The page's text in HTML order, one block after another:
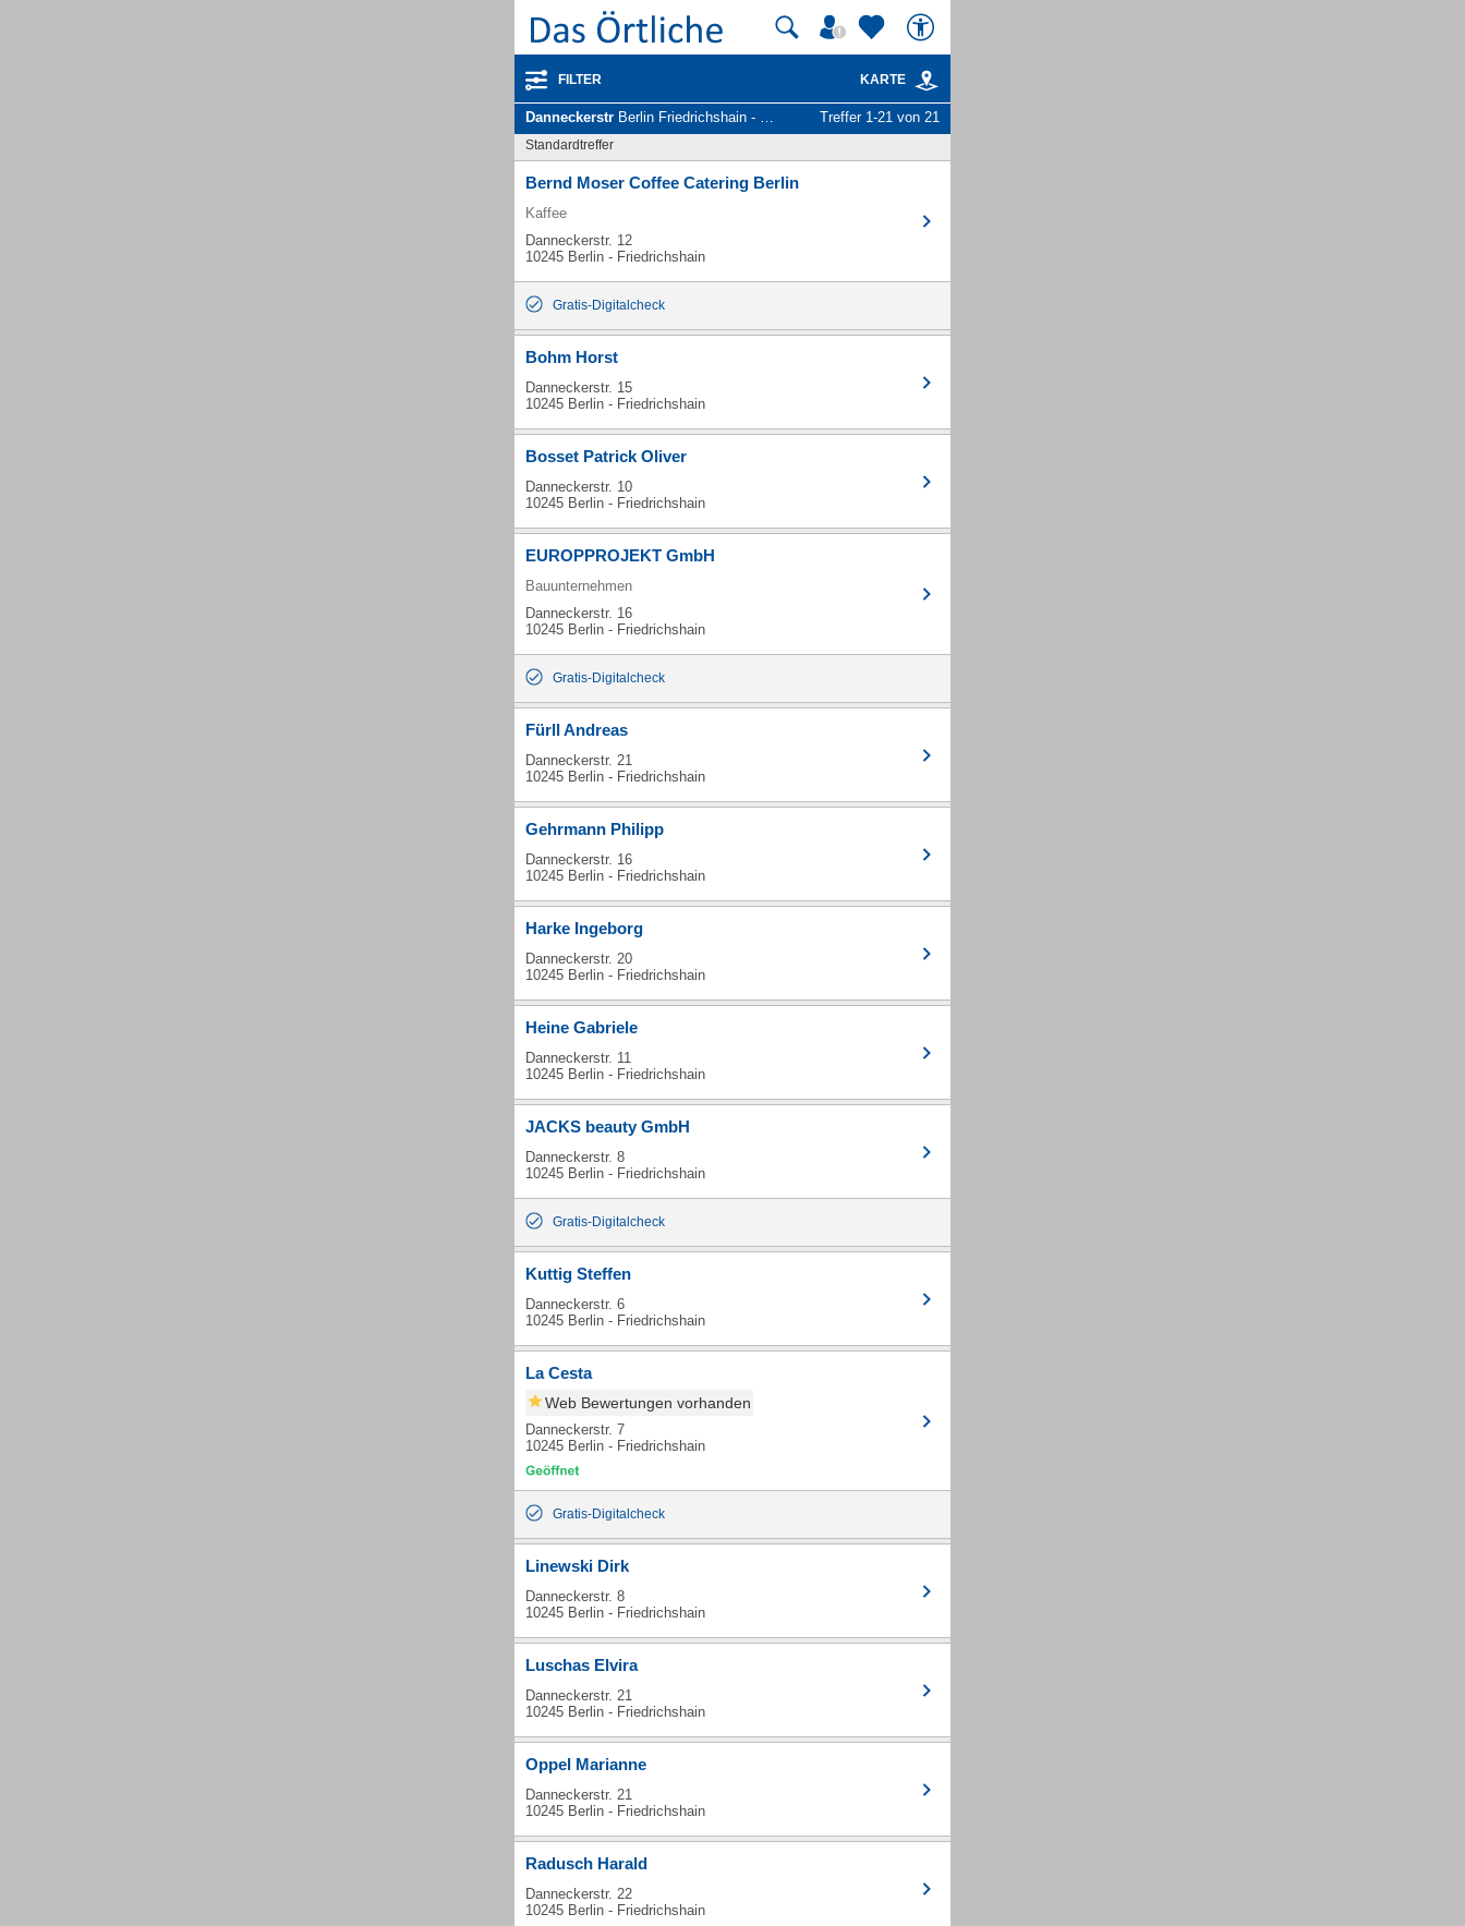
FILTER KARTE
Danneckerstr Berlin Friedrichshain - Unternehmen und Personen Treffer 1-21 von 21
Standardtreffer
Bernd Moser Coffee Catering Berlin
Kaffee
Danneckerstr. 12
10245 Berlin - Friedrichshain
Gratis-Digitalcheck
Bohm Horst
Danneckerstr. 15
10245 Berlin - Friedrichshain
Bosset Patrick Oliver
Danneckerstr. 10
10245 Berlin - Friedrichshain
EUROPPROJEKT GmbH
Bauunternehmen
Danneckerstr. 16
10245 Berlin - Friedrichshain
Gratis-Digitalcheck
Fürll Andreas
Danneckerstr. 21
10245 Berlin - Friedrichshain
Gehrmann Philipp
Danneckerstr. 16
10245 Berlin - Friedrichshain
Harke Ingeborg
Danneckerstr. 20
10245 Berlin - Friedrichshain
Heine Gabriele
Danneckerstr. 11
10245 Berlin - Friedrichshain
JACKS beauty GmbH
Danneckerstr. 8
10245 Berlin - Friedrichshain
Gratis-Digitalcheck
Kuttig Steffen
Danneckerstr. 6
10245 Berlin - Friedrichshain
La Cesta
Web Bewertungen vorhanden
Danneckerstr. 7
10245 Berlin - Friedrichshain
Gratis-Digitalcheck
Linewski Dirk
Danneckerstr. 8
10245 Berlin - Friedrichshain
Luschas Elvira
Danneckerstr. 21
10245 Berlin - Friedrichshain
Oppel Marianne
Danneckerstr. 21
10245 Berlin - Friedrichshain
Radusch Harald
Danneckerstr. 22
10245 Berlin - Friedrichshain